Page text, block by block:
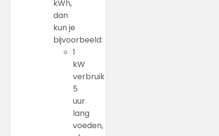
kWh,
dan
kun je
bijvoorbeeld:
1
kW
verbruik
5
uur
lang
voeden,